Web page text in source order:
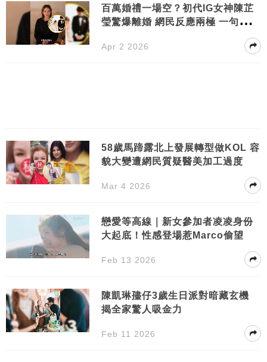
百萬婚禮一場空？初代IG女神陳芷
瑩驚爆離婚 網民反應兩極 一句話揭
Apr 2 2026
58歲馬蹄露北上發展轉型做KOL 容
貌大變遭網民質疑醫美加工過度
Mar 4 2026
戀愛等高線｜新女參加者凌凌身份
大起底！性感登場惹Marco偷望
Feb 13 2026
陳凱琳孻仔3歲生日派對暗藏玄機
揭全家驚人吸金力
Feb 11 2026